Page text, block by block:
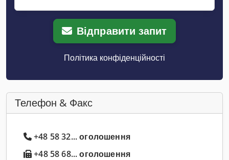
Відправити запит
Політика конфіденційності
Телефон & Факс
+48 58 32... оголошення
+48 58 68... оголошення